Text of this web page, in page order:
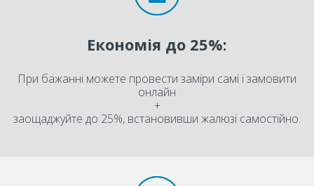
Економія до 25%:
При бажанні можете провести заміри самі і замовити
онлайн
+
заощаджуйте до 25%, встановивши жалюзі самостійно.